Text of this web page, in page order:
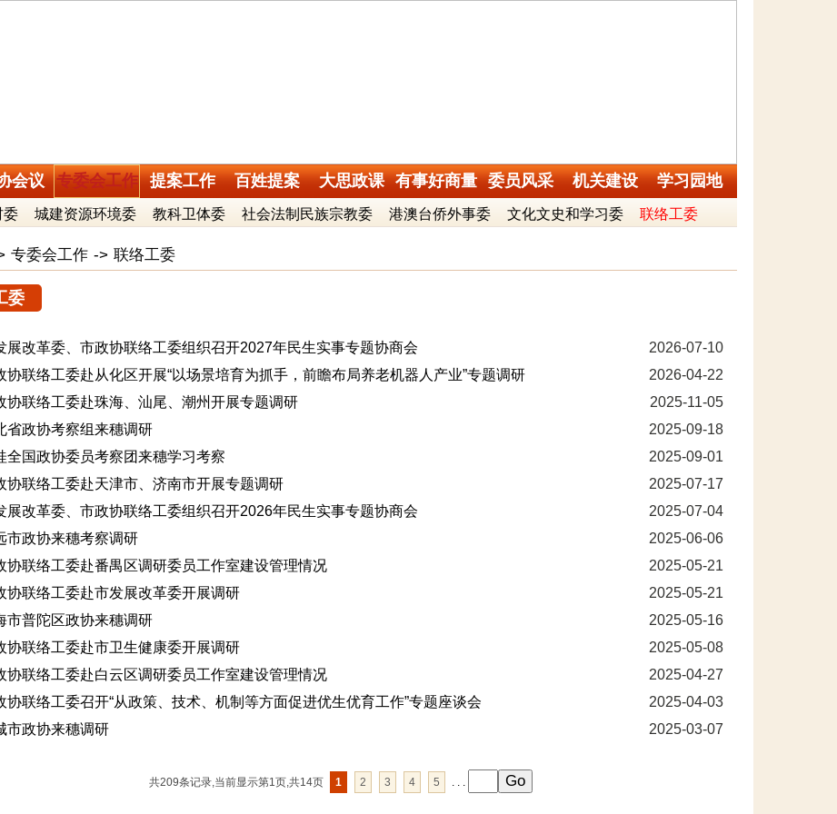
会议 专委会工作
委 城建资源环境委 教科卫体委 社会法制民族宗教委 港澳台侨外事委 文化文史和学习委 联络工委
提案工作 百姓提案 大思政课 有事好商量 委员风采 机关建设 学习园地
专委会工作 -> 联络工委
委
2026-07-10
展改革委、市政协联络工委组织召开2027年民生实事专题协商会
2026-04-22
协联络工委赴从化区开展“以场景培育为抓手，前瞻布局养老机器人产业”专题调研
2025-11-05
协联络工委赴珠海、汕尾、潮州开展专题调研
2025-09-18
省政协考察组来穗调研
2025-09-01
全国政协委员考察团来穗学习考察
2025-07-17
协联络工委赴天津市、济南市开展专题调研
2025-07-04
展改革委、市政协联络工委组织召开2026年民生实事专题协商会
2025-06-06
市政协来穗考察调研
2025-05-21
协联络工委赴番禺区调研委员工作室建设管理情况
2025-05-21
协联络工委赴市发展改革委开展调研
2025-05-16
市普陀区政协来穗调研
2025-05-08
协联络工委赴市卫生健康委开展调研
2025-04-27
协联络工委赴白云区调研委员工作室建设管理情况
2025-04-03
协联络工委召开“从政策、技术、机制等方面促进优生优育工作”专题座谈会
2025-03-07
市政协来穗调研
共209条记录,当前显示第1页,共14页 1 2 3 4 5 . . .